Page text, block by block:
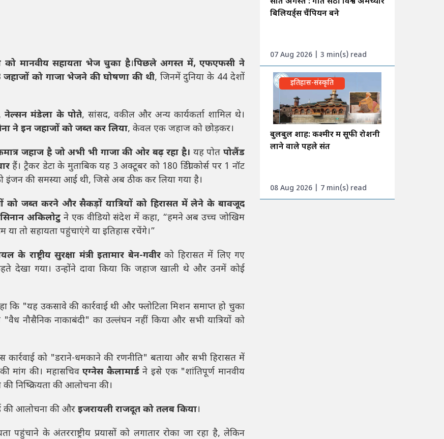
मानवीय सहायता भेज चुका है।पिछले अगस्त में, एफएफसी ने
को गाजा भेजने की घोषणा की थी, जिनमें दुनिया के 44 देशों
नेल्सन मंडेला के पोते, सांसद, वकील और अन्य कार्यकर्ता शामिल थे।
ने इन जहाजों को जब्त कर लिया, केवल एक जहाज को छोड़कर।
जहाज है जो अभी भी गाजा की ओर बढ़ रहा है। यह पोतपोलैंड
हैं। ट्रैकर डेटा के मुताबिक यह 3 अक्टूबर को 180 डिग्री कोर्स पर 1 नॉट
की समस्या आई थी, जिसे अब ठीक कर लिया गया है।
को जब्त करने और सैकड़ों यात्रियों को हिरासत में लेने के बावजूद
सिनान अकिलोटु ने एक वीडियो संदेश में कहा, “हमने अब उच्च जोखिम
या तो सहायता पहुंचाएंगे या इतिहास रचेंगे।”
के राष्ट्रीय सुरक्षा मंत्री इतामार बेन-गवीरको हिरासत में लिए गए
देखा गया। उन्होंने दावा किया कि जहाज खाली थे और उनमें कोई
"यह उकसावे की कार्रवाई थी और फ्लोटिला मिशन समाप्त हो चुका
नौसैनिक नाकाबंदी" का उल्लंघन नहीं किया और सभी यात्रियों को
कार्रवाई को "डराने-धमकाने की रणनीति" बताया और सभी हिरासत में
मांग की। महासचिवएग्नेस कैलामार्डने इसे एक "शांतिपूर्ण मानवीय
निष्क्रियता की आलोचना की।
की आलोचना की और इजरायली राजदूत को तलब किया।
पहुंचाने के अंतरराष्ट्रीय प्रयासों को लगातार रोका जा रहा है, लेकिन
बिलियर्ड्स चैंपियन बने
07 Aug 2026 | 3 min(s) read
इतिहास-संस्कृति
बुलबुल शाह: कश्मीर में सूफी रोशनी
लाने वाले पहले संत
08 Aug 2026 | 7 min(s) read